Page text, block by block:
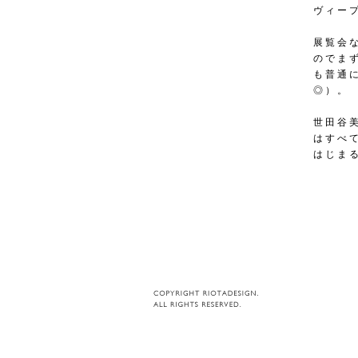
ヴィー
展覧会
のでま
も普通
◎）。
世田谷
はすべ
はじま